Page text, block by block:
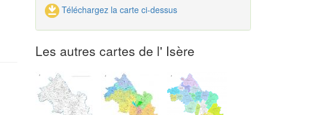
Téléchargez la carte ci-dessus
Les autres cartes de l' Isère